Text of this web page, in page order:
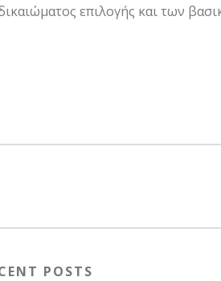
επιλογής και των
POSTS